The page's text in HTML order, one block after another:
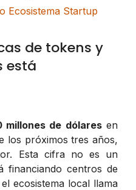
Ecosistema Startup
de tokens y
está
de dólaresen
los próximos tres años,
Esta cifra no es un
financiando centros de
ecosistema local llama